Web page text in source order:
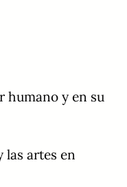
humano y en su
artes en